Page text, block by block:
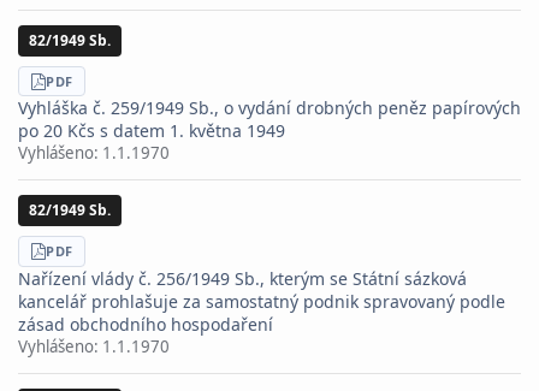
82/1949 Sb.
STÁHNOUT
PDF
Vyhláška č. 259/1949 Sb., o vydání drobných peněz papírových
po 20 Kčs s datem 1. května 1949
Vyhlášeno: 1.1.1970
82/1949 Sb.
STÁHNOUT
PDF
Nařízení vlády č. 256/1949 Sb., kterým se Státní sázková
kancelář prohlašuje za samostatný podnik spravovaný podle
zásad obchodního hospodaření
Vyhlášeno: 1.1.1970